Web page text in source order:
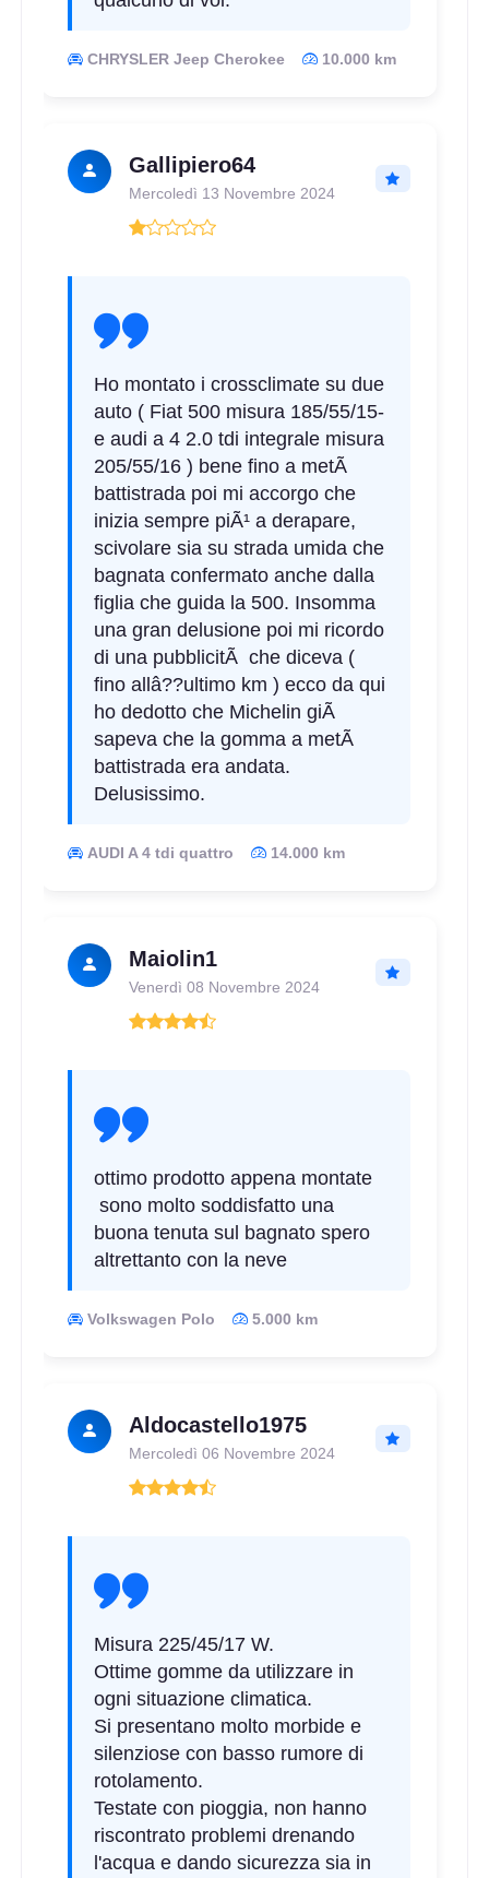
C
C A
CHRYSLER Jeep Cherokee 10.000 km
Gallipiero64
Mercoledì 13 Novembre 2024
Ho montato i crossclimate su due
auto ( Fiat 500 misura 185/55/15-
e audi a 4 2.0 tdi integrale misura
205/55/16 ) bene fino a metÃ
battistrada poi mi accorgo che
inizia sempre piÃ¹ a derapare,
scivolare sia su strada umida che
bagnata confermato anche dalla
figlia che guida la 500. Insomma
una gran delusione poi mi ricordo
di una pubblicitÃ che diceva (
fino allâ??ultimo km ) ecco da qui
ho dedotto che Michelin giÃ
sapeva che la gomma a metÃ
battistrada era andata.
Delusissimo.
AUDI A 4 tdi quattro 14.000 km
Maiolin1
Venerdì 08 Novembre 2024
ottimo prodotto appena montate
sono molto soddisfatto una
buona tenuta sul bagnato spero
altrettanto con la neve
Volkswagen Polo 5.000 km
Aldocastello1975
Mercoledì 06 Novembre 2024
Misura 225/45/17 W.
Ottime gomme da utilizzare in
ogni situazione climatica.
Si presentano molto morbide e
silenziose con basso rumore di
rotolamento.
Testate con pioggia, non hanno
riscontrato problemi drenando
l'acqua e dando sicurezza sia in